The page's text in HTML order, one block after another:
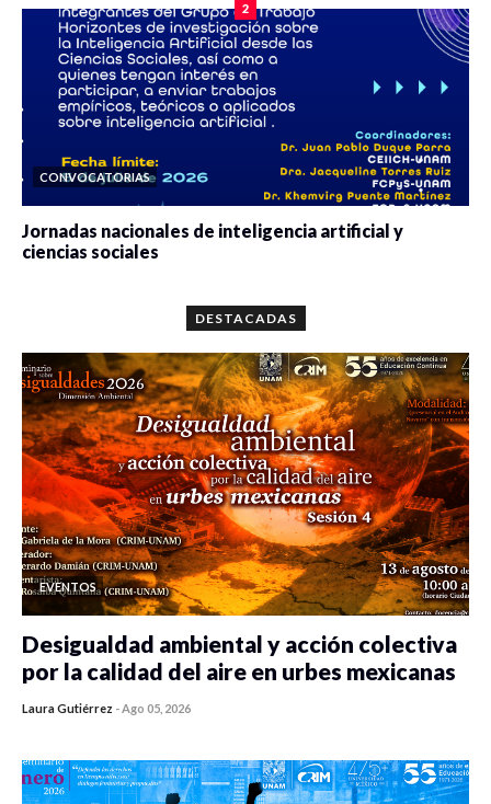
2
CONVOCATORIAS
Jornadas nacionales de inteligencia artificial y
ciencias sociales
DESTACADAS
EVENTOS
Desigualdad ambiental y acción colectiva
por la calidad del aire en urbes mexicanas
Laura Gutiérrez -Ago 05, 2026